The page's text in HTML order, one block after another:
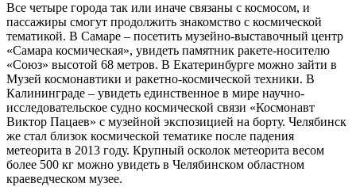
Все четыре города так или иначе связаны с космосом, и
пассажиры смогут продолжить знакомство с космической
тематикой. В Самаре – посетить музейно-выставочный центр
«Самара космическая», увидеть памятник ракете-носителю
«Союз» высотой 68 метров. В Екатеринбурге можно зайти в
Музей космонавтики и ракетно-космической техники. В
Калининграде – увидеть единственное в мире научно-
исследовательское судно космической связи «Космонавт
Виктор Пацаев» с музейной экспозицией на борту. Челябинск
же стал близок космической тематике после падения
метеорита в 2013 году. Крупный осколок метеорита весом
более 500 кг можно увидеть в Челябинском областном
краеведческом музее.